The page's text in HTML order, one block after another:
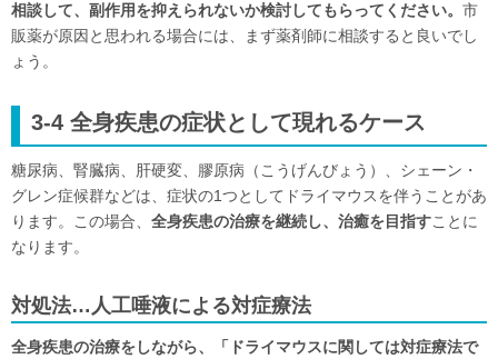
相談して、副作用を抑えられないか検討してもらってください。 市
販薬が原因と思われる場合には、まず薬剤師に相談すると良いでし
ょう。
3-4 全身疾患の症状として現れるケース
糖尿病、腎臓病、肝硬変、膠原病（こうげんびょう）、シェーン・
グレン症候群などは、症状の1つとしてドライマウスを伴うことがあ
ります。この場合、 全身疾患の治療を継続し、治癒を目指すことに
なります。
対処法…人工唾液による対症療法
全身疾患の治療をしながら、「ドライマウスに関しては対症療法で